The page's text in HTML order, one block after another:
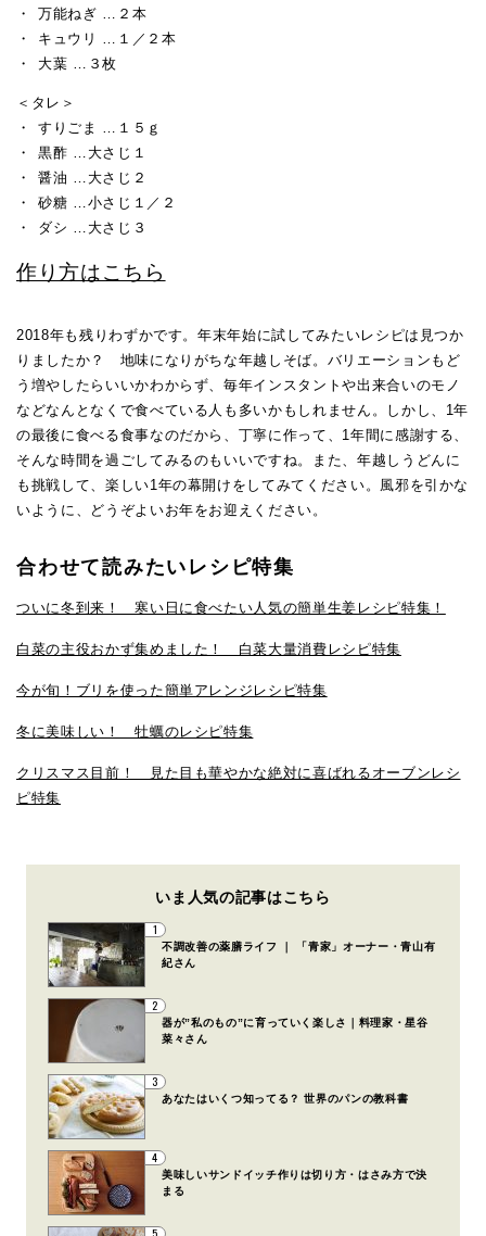
万能ねぎ …２本
キュウリ …１／２本
大葉 …３枚
＜タレ＞
すりごま …１５ｇ
黒酢 …大さじ１
醤油 …大さじ２
砂糖 …小さじ１／２
ダシ …大さじ３
作り方はこちら
2018年も残りわずかです。年末年始に試してみたいレシピは見つか
りましたか？ 地味になりがちな年越しそば。バリエーションもど
う増やしたらいいかわからず、毎年インスタントや出来合いのモノ
などなんとなくで食べている人も多いかもしれません。しかし、1年
の最後に食べる食事なのだから、丁寧に作って、1年間に感謝する、
そんな時間を過ごしてみるのもいいですね。また、年越しうどんに
も挑戦して、楽しい1年の幕開けをしてみてください。風邪を引かな
いように、どうぞよいお年をお迎えください。
合わせて読みたいレシピ特集
ついに冬到来！ 寒い日に食べたい人気の簡単生姜レシピ特集！
白菜の主役おかず集めました！ 白菜大量消費レシピ特集
今が旬！ブリを使った簡単アレンジレシピ特集
冬に美味しい！ 牡蠣のレシピ特集
クリスマス目前！ 見た目も華やかな絶対に喜ばれるオーブンレシ
ピ特集
いま人気の記事はこちら
1
不調改善の薬膳ライフ ｜ 「青家」オーナー・青山有
紀さん
2
器が”私のもの”に育っていく楽しさ｜料理家・星谷
菜々さん
3
あなたはいくつ知ってる？ 世界のパンの教科書
4
美味しいサンドイッチ作りは切り方・はさみ方で決
まる
5